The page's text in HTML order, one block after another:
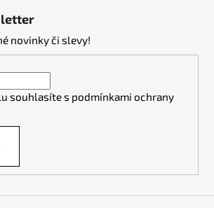
a
c
r
ý
p
novinky či slevy!
souhlasíte s podmínkami ochrany